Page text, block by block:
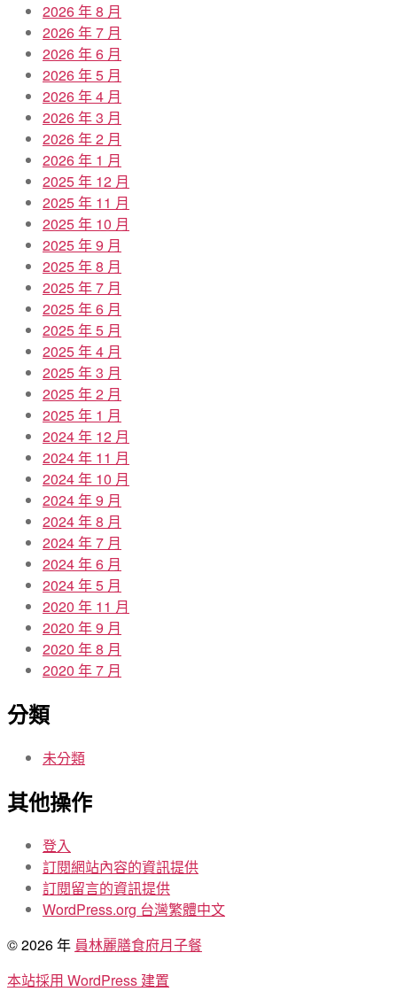
2026 年 8 月
2026 年 7 月
2026 年 6 月
2026 年 5 月
2026 年 4 月
2026 年 3 月
2026 年 2 月
2026 年 1 月
2025 年 12 月
2025 年 11 月
2025 年 10 月
2025 年 9 月
2025 年 8 月
2025 年 7 月
2025 年 6 月
2025 年 5 月
2025 年 4 月
2025 年 3 月
2025 年 2 月
2025 年 1 月
2024 年 12 月
2024 年 11 月
2024 年 10 月
2024 年 9 月
2024 年 8 月
2024 年 7 月
2024 年 6 月
2024 年 5 月
2020 年 11 月
2020 年 9 月
2020 年 8 月
2020 年 7 月
分類
未分類
其他操作
登入
訂閱網站內容的資訊提供
訂閱留言的資訊提供
WordPress.org 台灣繁體中文
© 2026 年 員林麗膳食府月子餐
本站採用 WordPress 建置